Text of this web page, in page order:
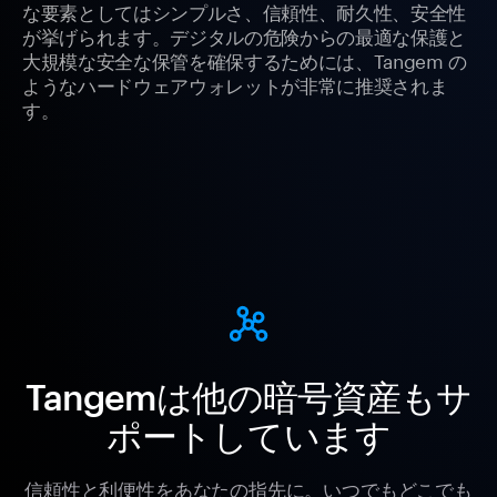
な要素としてはシンプルさ、信頼性、耐久性、安全性
が挙げられます。デジタルの危険からの最適な保護と
大規模な安全な保管を確保するためには、Tangem の
ようなハードウェアウォレットが非常に推奨されま
す。
Tangemは他の暗号資産もサ
ポートしています
信頼性と利便性をあなたの指先に。いつでもどこでも